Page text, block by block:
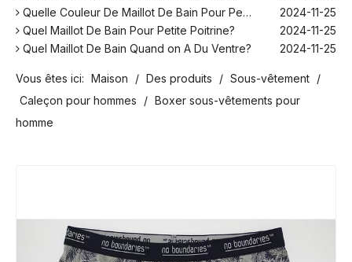
Quelle Couleur De Maillot De Bain Pour Peau Blanche?
2024-11-25
Quel Maillot De Bain Pour Petite Poitrine?
2024-11-25
Quel Maillot De Bain Quand on A Du Ventre?
2024-11-25
Sans Retouche Rihanna Maillot De Bain ?
2024-12-06
Quel Maillot De Bain Pour Aller Au Spa Homme ?
2024-12-06
Quelle Couleur De Maillot De Bain Pour Peau Blanche?
2024-11-25
Vous êtes ici: Maison / Des produits / Sous-vêtement /
Caleçon pour hommes
/ Boxer sous-vêtements pour
homme